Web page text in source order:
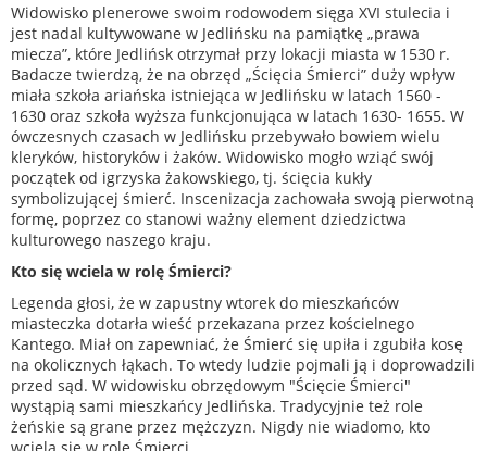
Widowisko plenerowe swoim rodowodem sięga XVI stulecia i
jest nadal kultywowane w Jedlińsku na pamiątkę „prawa
miecza”, które Jedlińsk otrzymał przy lokacji miasta w 1530 r.
Badacze twierdzą, że na obrzęd „Ścięcia Śmierci” duży wpływ
miała szkoła ariańska istniejąca w Jedlińsku w latach 1560 -
1630 oraz szkoła wyższa funkcjonująca w latach 1630- 1655. W
ówczesnych czasach w Jedlińsku przebywało bowiem wielu
kleryków, historyków i żaków. Widowisko mogło wziąć swój
początek od igrzyska żakowskiego, tj. ścięcia kukły
symbolizującej śmierć. Inscenizacja zachowała swoją pierwotną
formę, poprzez co stanowi ważny element dziedzictwa
kulturowego naszego kraju.
Kto się wciela w rolę Śmierci?
Legenda głosi, że w zapustny wtorek do mieszkańców
miasteczka dotarła wieść przekazana przez kościelnego
Kantego. Miał on zapewniać, że Śmierć się upiła i zgubiła kosę
na okolicznych łąkach. To wtedy ludzie pojmali ją i doprowadzili
przed sąd. W widowisku obrzędowym "Ścięcie Śmierci"
wystąpią sami mieszkańcy Jedlińska. Tradycyjnie też role
żeńskie są grane przez mężczyzn. Nigdy nie wiadomo, kto
wciela się w rolę Śmierci.